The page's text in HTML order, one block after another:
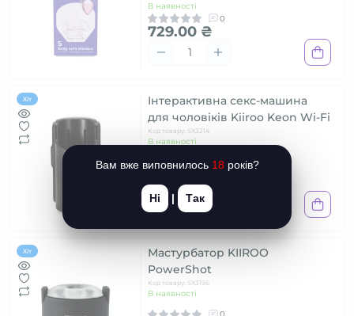
В наявності
0
729.00 ₴
Хіт
Інтерактивна секс-машина
для чоловіків Kiiroo Keon Wi-Fi
Код товару: SX3214
В наявності
0
Хіт
Мастурбатор KIIROO
PowerShot
Код товару: SX3196
В наявності
Вам вже виповнилось 18 років?
Ні | Так